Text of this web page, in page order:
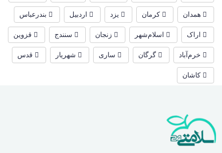
همدان کرمان یزد اردبیل بندرعباس
اراک اسلام‌شهر زنجان سنندج قزوین
خرم‌آباد گرگان ساری شهریار قدس
کاشان